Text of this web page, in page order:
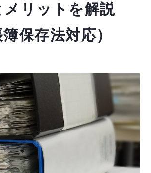
メリットを解説
簿保存法対応）